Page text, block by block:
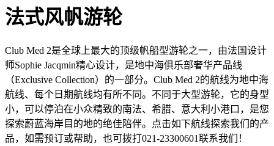
法式风帆游轮
Club Med 2是全球上最大的顶级帆船型游轮之一，由法国设计
师Sophie Jacqmin精心设计，是地中海俱乐部奢华产品线
（Exclusive Collection）的一部分。Club Med 2的航线为地中海
航线、每个日期航线均有所不同。不同于大型游轮，它的身型
小，可以停泊在小众精致的南法、希腊、意大利小港口，是您
探索蔚蓝海岸目的地的绝佳陪伴。点击如下航线探索我们的产
品，如需预订或帮助，也可拨打021-23300601联系我们！